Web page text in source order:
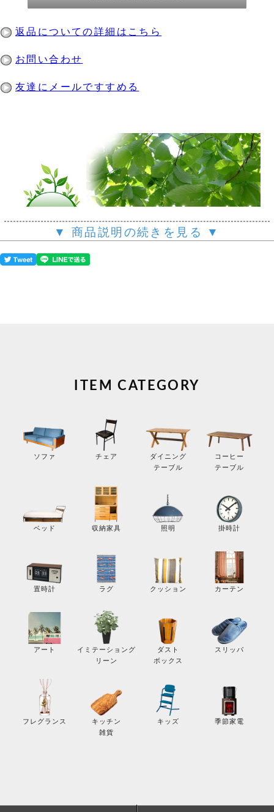
返品についての詳細はこちら
お問い合わせ
友達にメールですすめる
▼ 商品説明の続きを見る ▼
ITEM CATEGORY
ソファ チェア
ダイニング
テーブル
コーヒー
テーブル
ベッド 収納家具 照明 掛時計
置時計 ラグ クッション カーテン
アート
イミテーショング
リーン
ダスト
ボックス
スリッパ
フレグランス
キッチン
雑貨
キッズ 季節家電